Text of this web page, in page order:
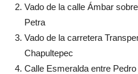
Vado de la calle Ámbar
Petra
Vado de la carretera
Chapultepec
Calle Esmeralda entre